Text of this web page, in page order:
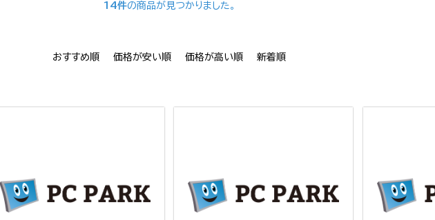
14件の商品が見つかりました。
おすすめ順 価格が安い順 価格が高い順 新着順